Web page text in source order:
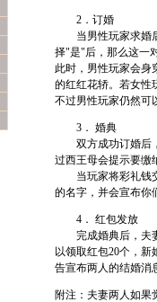
2．订婚
当男性玩家求婚后
择"是"后，那么这一
此时，男性玩家会身
的红红花轿。若女性
不过男性玩家仍然可
3． 婚典
双方成功订婚后，
过西王母会提示要缴
当玩家将彩礼钱交
的名字，并会宣布你
4． 红包发放
完成婚典后，夫妻
以领取红包20个，
告宣布两人的结婚消
附注：夫妻两人如果